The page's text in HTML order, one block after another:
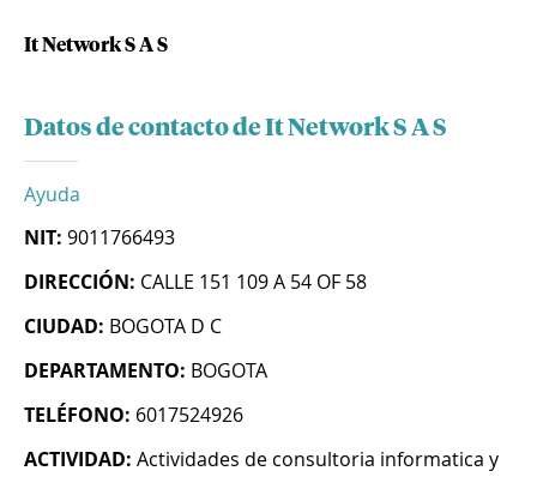
It Network S A S
Datos de contacto de It Network S A S
Ayuda
NIT: 9011766493
DIRECCIÓN: CALLE 151 109 A 54 OF 58
CIUDAD: BOGOTA D C
DEPARTAMENTO: BOGOTA
TELÉFONO: 6017524926
ACTIVIDAD: Actividades de consultoria informatica y